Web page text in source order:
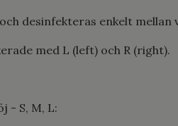
desinfekteras enkelt mellan
med L (left) och R (right).
- S, M, L: